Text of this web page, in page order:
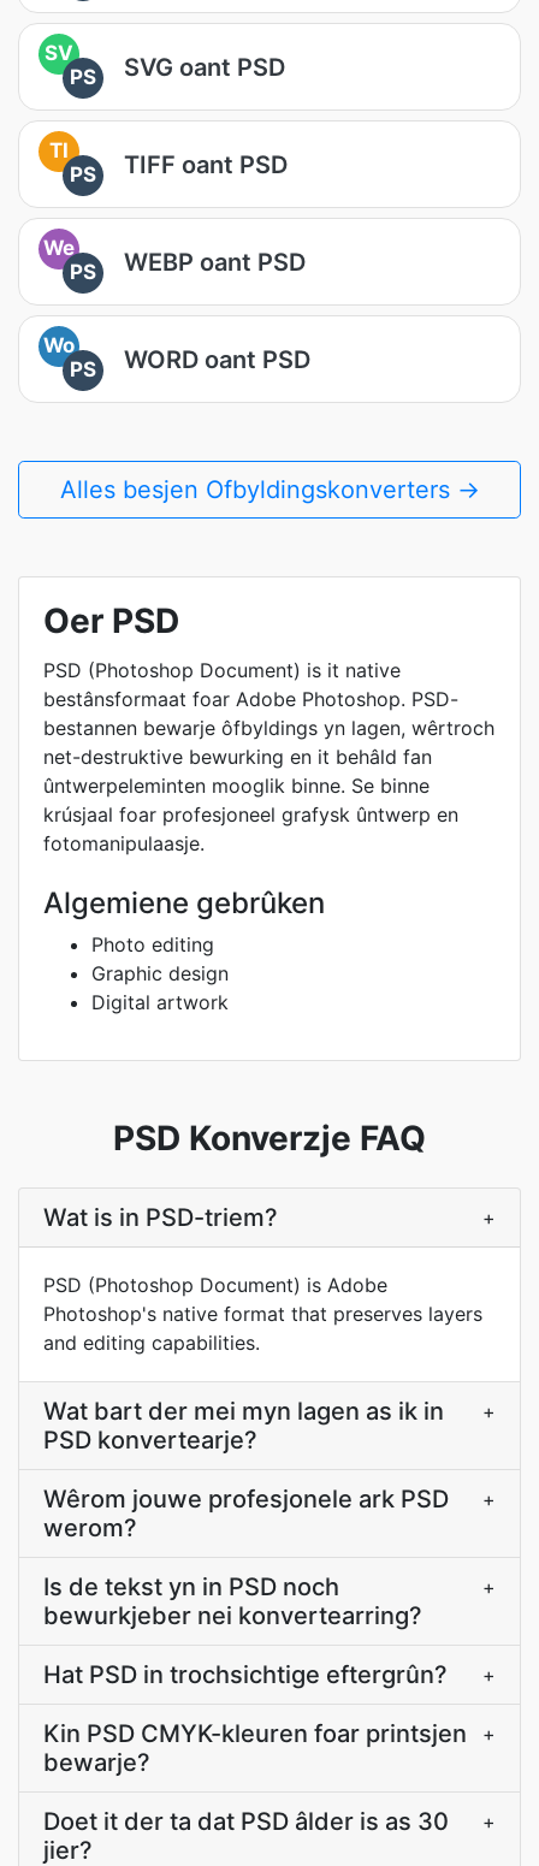
SV
PS
SVG oant PSD
TI
PS
TIFF oant PSD
We
PS
WEBP oant PSD
Wo
PS
WORD oant PSD
Alles besjen Ofbyldingskonverters →
Oer PSD
PSD (Photoshop Document) is it native
bestânsformaat foar Adobe Photoshop. PSD-
bestannen bewarje ôfbyldings yn lagen, wêrtroch
net-destruktive bewurking en it behâld fan
ûntwerpeleminten mooglik binne. Se binne
krúsjaal foar profesjoneel grafysk ûntwerp en
fotomanipulaasje.
Algemiene gebrûken
Photo editing
Graphic design
Digital artwork
PSD Konverzje FAQ
Wat is in PSD-triem? +
PSD (Photoshop Document) is Adobe
Photoshop's native format that preserves layers
and editing capabilities.
Wat bart der mei myn lagen as ik in
PSD konvertearje?
+
Wêrom jouwe profesjonele ark PSD
werom?
+
Is de tekst yn in PSD noch
bewurkjeber nei konvertearring?
+
Hat PSD in trochsichtige eftergrûn? +
Kin PSD CMYK-kleuren foar printsjen
bewarje?
+
Doet it der ta dat PSD âlder is as 30
jier?
+